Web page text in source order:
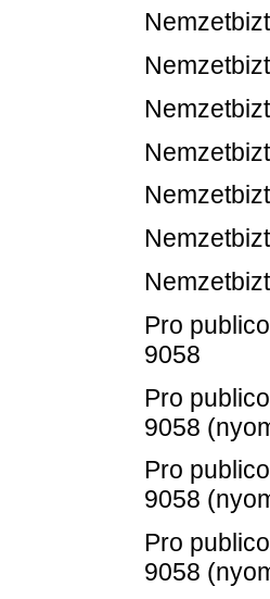
Pro
9058
Pro
9058
Pro
9058
Pro
9058